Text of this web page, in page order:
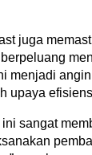
juga
menjadi
upaya
sangat